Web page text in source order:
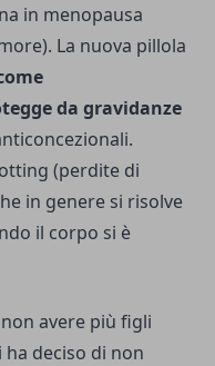
in menopausa
La nuova pillola
da gravidanze
(perdite di
in genere si risolve
il corpo si è
avere più figli
deciso di non